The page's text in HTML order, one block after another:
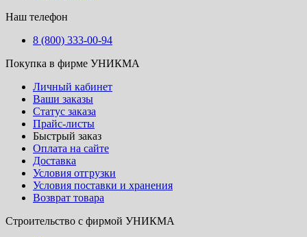
Наш телефон
8 (800) 333-00-94
Покупка в фирме УНИКМА
Личный кабинет
Ваши заказы
Статус заказа
Прайс-листы
Быстрый заказ
Оплата на сайте
Доставка
Условия отгрузки
Условия поставки и хранения
Возврат товара
Строительство с фирмой УНИКМА